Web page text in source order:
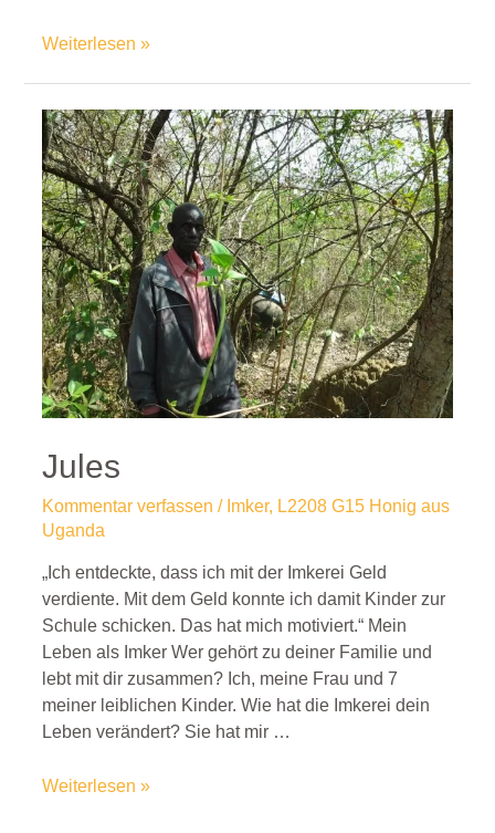
Weiterlesen »
Jules
Kommentar verfassen / Imker, L2208 G15 Honig aus
Uganda
„Ich entdeckte, dass ich mit der Imkerei Geld
verdiente. Mit dem Geld konnte ich damit Kinder zur
Schule schicken. Das hat mich motiviert.“ Mein
Leben als Imker Wer gehört zu deiner Familie und
lebt mit dir zusammen? Ich, meine Frau und 7
meiner leiblichen Kinder. Wie hat die Imkerei dein
Leben verändert? Sie hat mir …
Weiterlesen »